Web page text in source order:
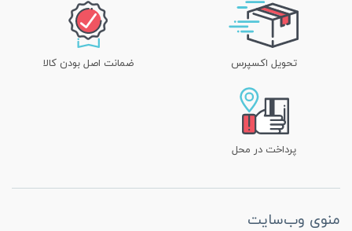
تحویل اکسپرس ضمانت اصل بودن کالا
پرداخت در محل
منوی وب‌سایت